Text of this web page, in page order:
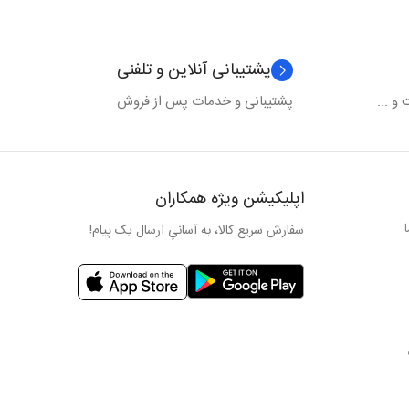
و ...
پشتیبانی آنلاین و تلفنی
پشتیبانی و خدمات پس از فروش
اپلیکیشن ویژه همکاران
سفارش سریع کالا، به آسانیِ ارسال یک پیام!